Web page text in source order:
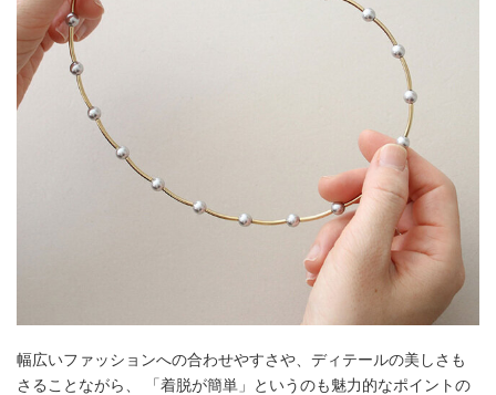
幅広いファッションへの合わせやすさや、ディテールの美しさも
さることながら、 「着脱が簡単」というのも魅力的なポイントの